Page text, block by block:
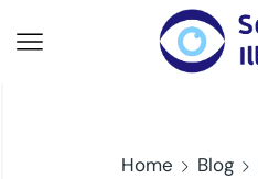
Home Blog